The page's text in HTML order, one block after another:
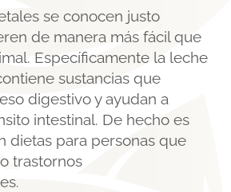
se conocen justo
de manera más fácil que
Específicamente la leche
sustancias que
digestivo y ayudan a
intestinal. De hecho es
dietas para personas que
trastornos